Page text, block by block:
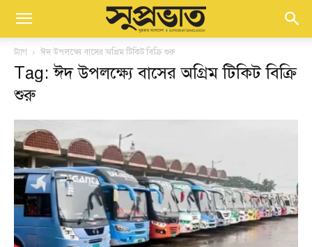
ট্যাগ ঈদ উপলক্ষ্যে বাসের অগ্রিম টিকিট বিক্রি শুরু
Tag: ঈদ উপলক্ষ্যে বাসের অগ্রিম টিকিট বিক্রি
শুরু